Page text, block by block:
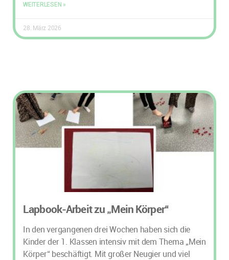
WEITERLESEN »
28. März 2026
Lapbook-Arbeit zu „Mein Körper“
In den vergangenen drei Wochen haben sich die
Kinder der 1. Klassen intensiv mit dem Thema „Mein
Körper“ beschäftigt. Mit großer Neugier und viel